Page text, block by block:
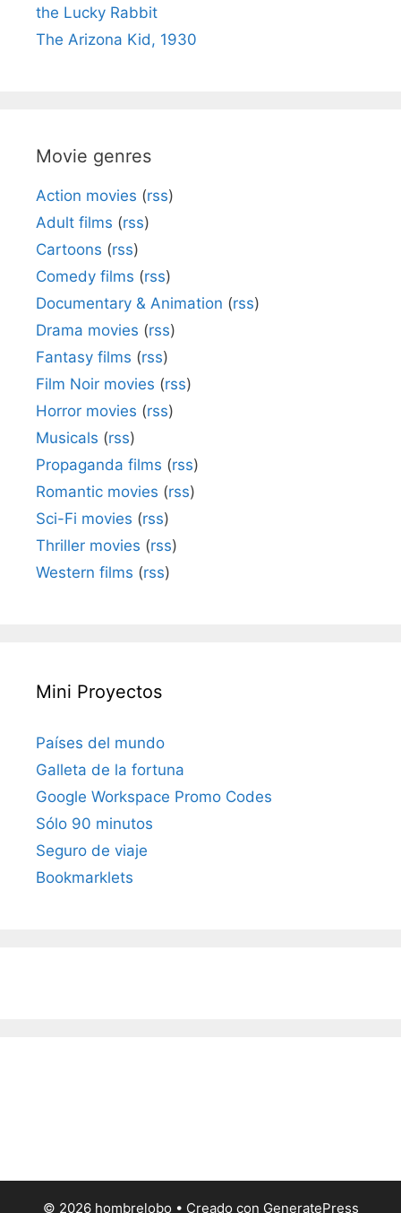
the Lucky Rabbit
The Arizona Kid, 1930
Movie genres
Action movies (rss)
Adult films (rss)
Cartoons (rss)
Comedy films (rss)
Documentary & Animation (rss)
Drama movies (rss)
Fantasy films (rss)
Film Noir movies (rss)
Horror movies (rss)
Musicals (rss)
Propaganda films (rss)
Romantic movies (rss)
Sci-Fi movies (rss)
Thriller movies (rss)
Western films (rss)
Mini Proyectos
Países del mundo
Galleta de la fortuna
Google Workspace Promo Codes
Sólo 90 minutos
Seguro de viaje
Bookmarklets
© 2026 hombrelobo • Creado con GeneratePress